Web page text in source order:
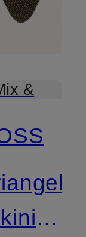
&